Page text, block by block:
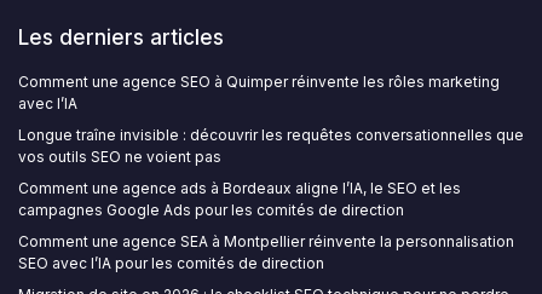
Les derniers articles
Comment une agence SEO à Quimper réinvente les rôles marketing
avec l’IA
Longue traîne invisible : découvrir les requêtes conversationnelles que
vos outils SEO ne voient pas
Comment une agence ads à Bordeaux aligne l’IA, le SEO et les
campagnes Google Ads pour les comités de direction
Comment une agence SEA à Montpellier réinvente la personnalisation
SEO avec l’IA pour les comités de direction